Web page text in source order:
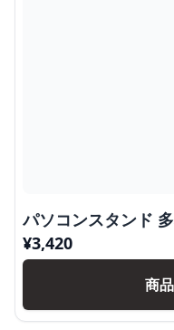
パソコンスタンド
¥3,420
商